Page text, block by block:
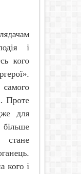
і
кого
Проте
для
більше
стане
кого і